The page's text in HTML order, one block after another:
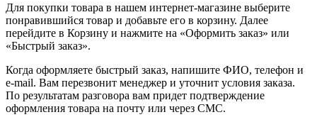
Для покупки товара в нашем интернет-магазине выберите
понравившийся товар и добавьте его в корзину. Далее
перейдите в Корзину и нажмите на «Оформить заказ» или
«Быстрый заказ».
Когда оформляете быстрый заказ, напишите ФИО, телефон и
e-mail. Вам перезвонит менеджер и уточнит условия заказа.
По результатам разговора вам придет подтверждение
оформления товара на почту или через СМС.